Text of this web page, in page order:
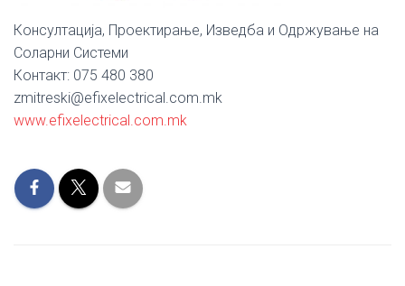
Консултација, Проектирање, Изведба и Одржување на
Соларни Системи
Контакт: 075 480 380
zmitreski@efixelectrical.com.mk
www.efixelectrical.com.mk